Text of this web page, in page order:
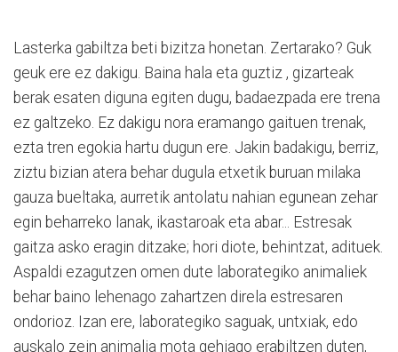
Lasterka gabiltza beti bizitza honetan. Zertarako? Guk
geuk ere ez dakigu. Baina hala eta guztiz , gizarteak
berak esaten diguna egiten dugu, badaezpada ere trena
ez galtzeko. Ez dakigu nora eramango gaituen trenak,
ezta tren egokia hartu dugun ere. Jakin badakigu, berriz,
ziztu bizian atera behar dugula etxetik buruan milaka
gauza bueltaka, aurretik antolatu nahian egunean zehar
egin beharreko lanak, ikastaroak eta abar... Estresak
gaitza asko eragin ditzake; hori diote, behintzat, adituek.
Aspaldi ezagutzen omen dute laborategiko animaliek
behar baino lehenago zahartzen direla estresaren
ondorioz. Izan ere, laborategiko saguak, untxiak, edo
auskalo zein animalia mota gehiago erabiltzen duten,